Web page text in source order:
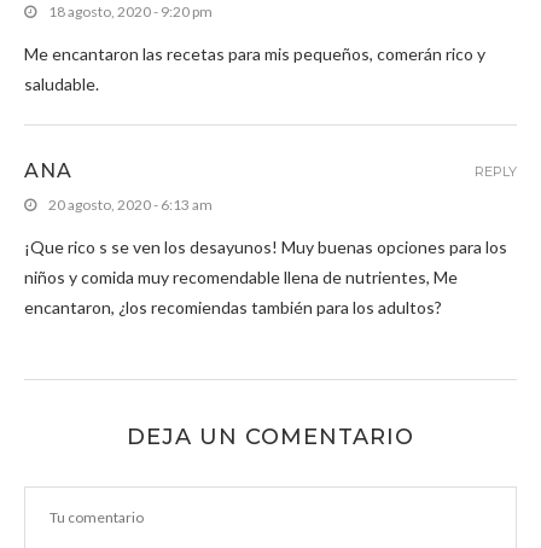
18 agosto, 2020 - 9:20 pm
Me encantaron las recetas para mis pequeños, comerán rico y
saludable.
ANA
20 agosto, 2020 - 6:13 am
¡Que rico s se ven los desayunos! Muy buenas opciones para los
niños y comida muy recomendable llena de nutrientes, Me
encantaron, ¿los recomiendas también para los adultos?
REPLY
DEJA UN COMENTARIO